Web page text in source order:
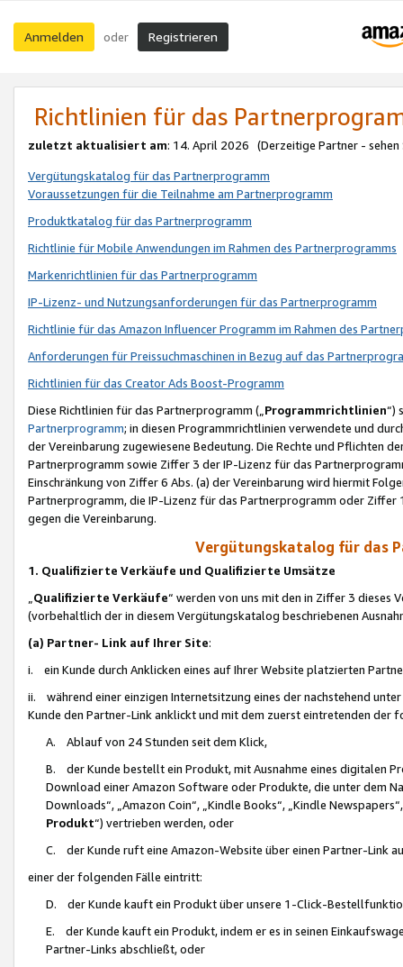
Anmelden oder Registrieren
Richtlinien für das
zuletzt aktualisiert am: 14. April 2026 (Derzeitige Partner - sehen
Vergütungskatalog für das Partnerprogramm
Voraussetzungen für die Teilnahme am Partnerprogramm
Produktkatalog für das Partnerprogramm
Richtlinie für Mobile Anwendungen im Rahmen des Partnerprogramms
Markenrichtlinien für das Partnerprogramm
IP-Lizenz- und Nutzungsanforderungen für das Partnerprogramm
Richtlinie für das Amazon Influencer Programm im Rahmen des
Anforderungen für Preissuchmaschinen in Bezug auf das
Richtlinien für das Creator Ads Boost-Programm
Diese Richtlinien für das Partnerprogramm („Programmrichtlinien“)
Partnerprogramm; in diesen Programmrichtlinien verwendete und
der Vereinbarung zugewiesene Bedeutung. Die Rechte und Pflichten
Partnerprogramm sowie Ziffer 3 der IP-Lizenz für das
Einschränkung von Ziffer 6 Abs. (a) der Vereinbarung wird hiermit
Partnerprogramm, die IP-Lizenz für das Partnerprogramm oder
gegen die Vereinbarung.
Vergütungskatalog für das
1. Qualifizierte Verkäufe und Qualifizierte Umsätze
Qualifizierte Verkäufe“ werden von uns mit den in Ziffer 3
(vorbehaltlich der in diesem Vergütungskatalog beschriebenen
(a) Partner- Link auf Ihrer Site:
i. ein Kunde durch Anklicken eines auf Ihrer Website platzierten
ii. während einer einzigen Internetsitzung eines der nachstehend
Kunde den Partner-Link anklickt und mit dem zuerst eintretenden der
A. Ablauf von 24 Stunden seit dem Klick,
B. der Kunde bestellt ein Produkt, mit Ausnahme eines digitalen
Download einer Amazon Software oder Produkte, die unter dem
Downloads“, „Amazon Coin“, „Kindle Books“, „Kindle
Produkt“) vertrieben werden, oder
C. der Kunde ruft eine Amazon-Website über einen Partner-Link
einer der folgenden Fälle eintritt:
D. der Kunde kauft ein Produkt über unsere 1-Click-
E. der Kunde kauft ein Produkt, indem er es in seinen
Partner-Links abschließt, oder